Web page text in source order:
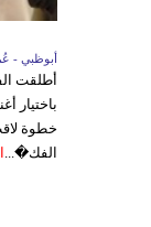
أبوظبي -
أطلقت
باختيار
خطوة
الفك�...